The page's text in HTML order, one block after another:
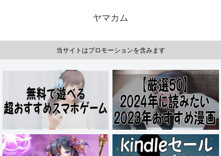
ヤマカム
当サイトはプロモーションを含みます